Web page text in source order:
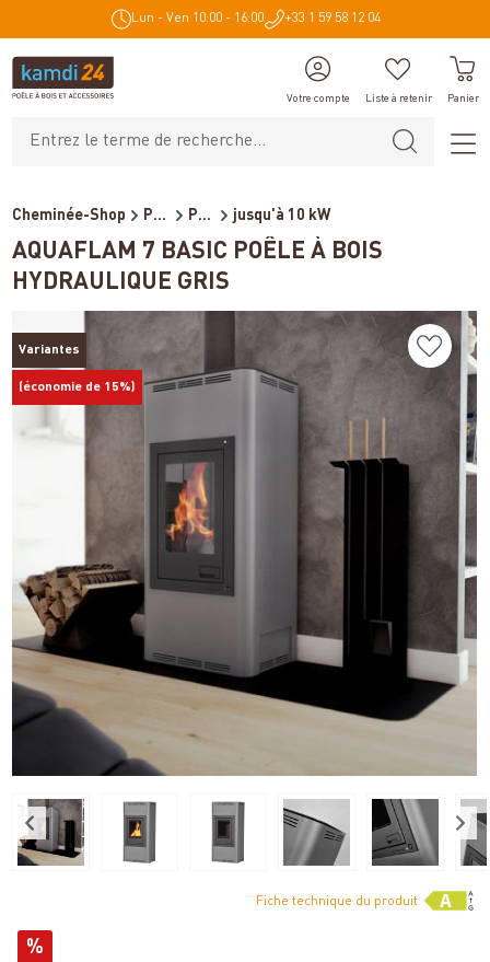
principal Lun - Ven 10:00 - 16:00 +33 1 59 58 12 04
Votre compte Liste à retenir Panier
Cheminée-Shop Poêles et cheminées Poêles à bois bouilleur jusqu'à 10 kW
AQUAFLAM 7 BASIC POÊLE À BOIS
HYDRAULIQUE GRIS
Variantes
(économie de 15%)
Fiche technique du produit
%